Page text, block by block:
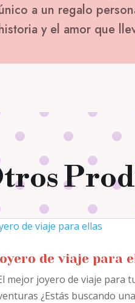
a un regalo
y el amor que
de viaje para
mejor joyero de viaje para
¿Estás buscando una